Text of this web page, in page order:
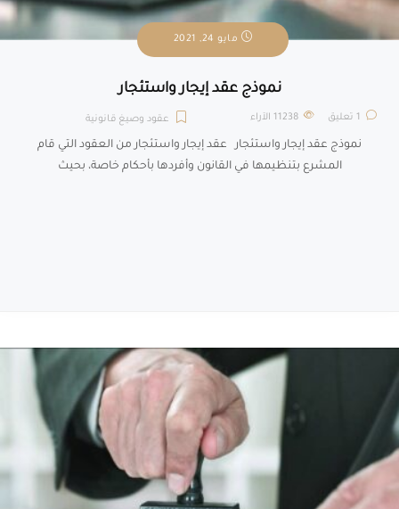
مايو 24, 2021
نموذج عقد إيجار واستئجار
عقود وصيغ قانونية 1 تعليق الآراء
نموذج عقد إيجار واستئجار عقد إيجار واستئجار من العقود التي قام
المشرع بتنظيمها في القانون وأفردها بأحكام خاصة، بحيث